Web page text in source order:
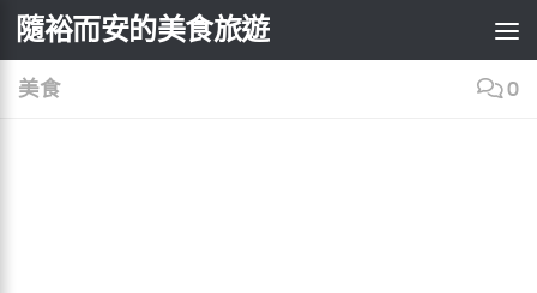
Skip to content
隨裕而安的美食旅遊
美食 0